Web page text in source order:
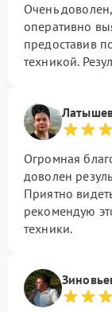
Очень
оперативно
предоставив
техникой.
Огромная
доволен
Приятно
рекомендую
техники.